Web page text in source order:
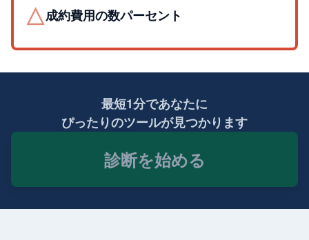
△成約費用の数パーセント
最短1分であなたに
ぴったりのツールが見つかります
診断を始める